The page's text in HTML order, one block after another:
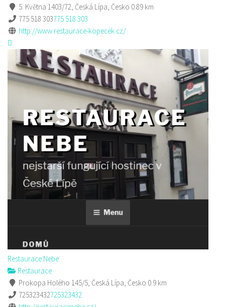
5. Května 1403/72, Česká Lípa, Česko 0.89 km
775 518 303775 518 303
http://www.restaurace-kopecek.cz/
Restaurace Nebe
Restaurace
Prokopa Holého 145/5, Česká Lípa, Česko 0.9 km
725323432725323432